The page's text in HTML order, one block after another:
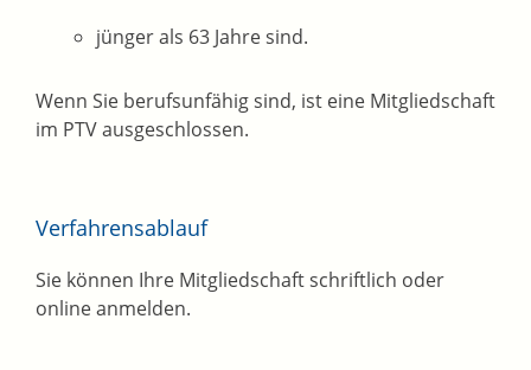
jünger als 63 Jahre sind.
Wenn Sie berufsunfähig sind, ist eine Mitgliedschaft
im PTV ausgeschlossen.
Verfahrensablauf
Sie können Ihre Mitgliedschaft schriftlich oder
online anmelden.